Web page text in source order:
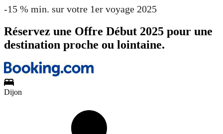
-15 % min. sur votre 1er voyage 2025
Réservez une Offre Début 2025 pour une
destination proche ou lointaine.
Dijon